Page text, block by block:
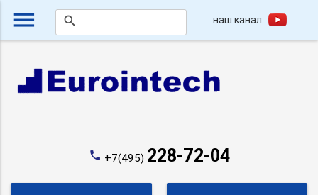
menu search наш канал
phone +7(495) 228-72-04